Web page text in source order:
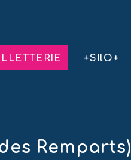
+SIlO+
Remparts)